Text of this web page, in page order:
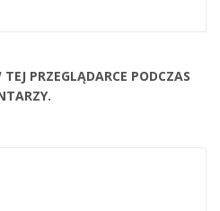
PRZEGLĄDARCE PODCZAS